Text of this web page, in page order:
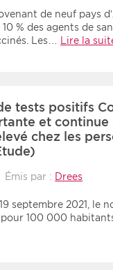
de neuf pays
% des agents de
Les…
Lire la
tests positifs
et continue
chez les
Émis par : Drees
septembre 2021, le
pour 100 000